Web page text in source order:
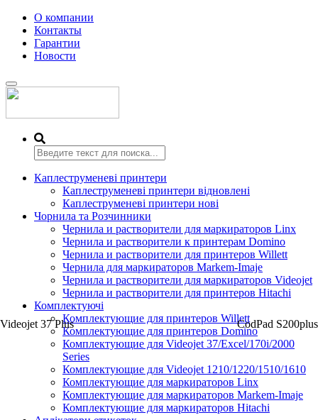
О компании
Контакты
Гарантии
Новости
Переключить
навигацию
Каплеструменеві принтери
Каплеструменеві принтери відновлені
Каплеструменеві принтери нові
Чорнила та Розчинники
Чернила и растворители для маркираторов Linx
Чернила и растворители к принтерам Domino
Чернила и растворители для принтеров Willett
Чернила для маркираторов Markem-Imaje
Чернила и растворители для маркираторов Videojet
Чернила и растворители для принтеров Hitachi
Комплектуючі
Комплектующие для принтеров Willett
Комплектующие для принтеров Domino
Комплектующие для Videojet 37/Excel/170i/2000
Series
Комплектующие для Videojet 1210/1220/1510/1610
Комплектующие для маркираторов Linx
Комплектующие для маркираторов Markem-Imaje
Комплектующие для маркираторов Hitachi
Videojet 37 Plus CodPad S200plus